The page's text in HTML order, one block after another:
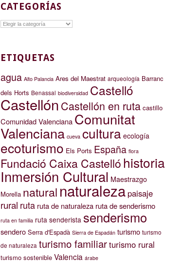
CATEGORÍAS
Categorías
ETIQUETAS
agua Alto Palancia Ares del Maestrat arqueología Barranc
dels Horts Benassal biodiversidad Castelló
CastellónCastellón en ruta castillo
Comunidad Valenciana Comunitat
Valenciana cueva cultura ecología
ecoturismo Els Ports España flora
Fundació Caixa Castellóhistoria
Inmersión Cultural Maestrazgo
Morella natural naturaleza paisaje
rural ruta ruta de naturaleza ruta de senderismo
ruta en familia ruta senderista senderismo
sendero Serra d'Espadà Sierra de Espadán turismo turismo
de naturaleza turismo familiarturismo rural
turismo sostenible Valencia árabe